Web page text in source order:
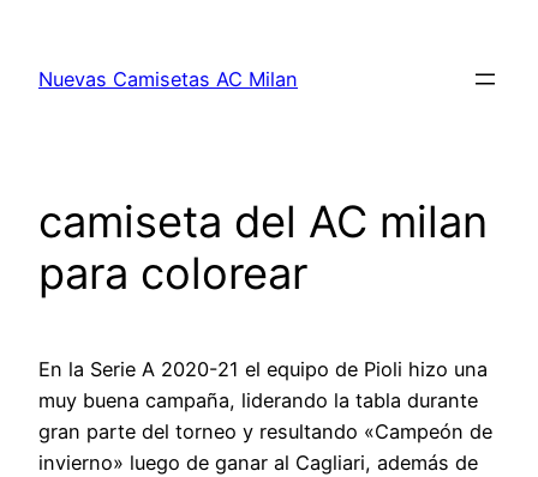
contenido
Nuevas Camisetas AC Milan
camiseta del AC milan
para colorear
En la Serie A 2020-21 el equipo de Pioli hizo una
muy buena campaña, liderando la tabla durante
gran parte del torneo y resultando «Campeón de
invierno» luego de ganar al Cagliari, además de